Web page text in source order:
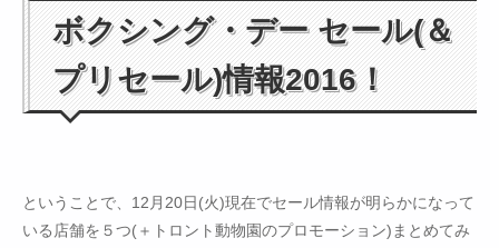
ボクシング・デー セール(＆
プリセール)情報2016！
ということで、12月20日(火)現在でセール情報が明らかになって
いる店舗を５つ(＋トロント動物園のプロモーション)まとめてみ